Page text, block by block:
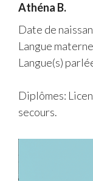
Athéna B.
Date de
Langue
Langue(s)
Diplômes:
secours.